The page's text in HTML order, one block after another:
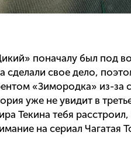
поначалу был под
сделали свое дело,
«Зимородка» из-за
уже не увидит в
Текина тебя
на сериал Чагатая